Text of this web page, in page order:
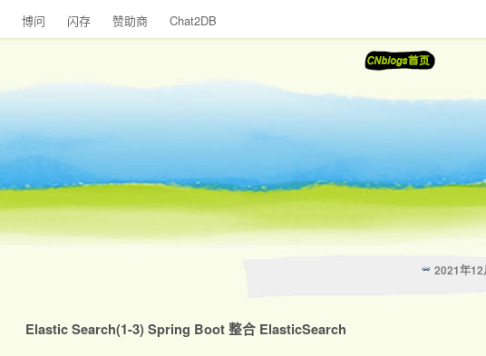
博问 闪存 赞助商 Chat2DB
2021年12
Elastic Search(1-3) Spring Boot 整合 ElasticSearch